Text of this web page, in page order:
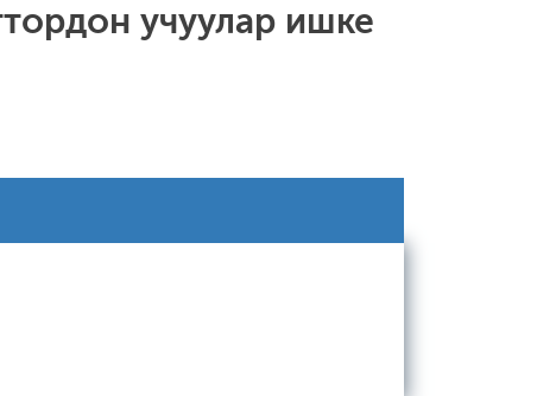
учуулар ишке